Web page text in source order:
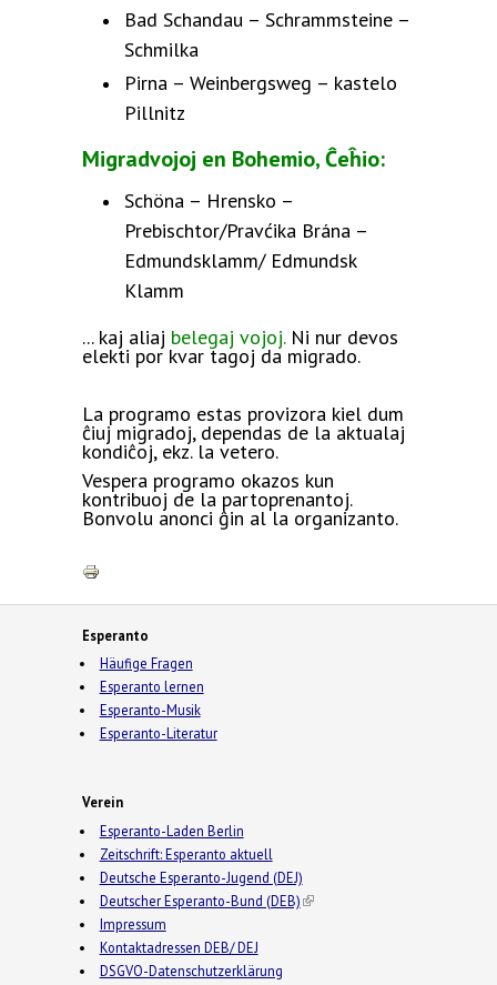
Bad Schandau – Schrammsteine –
Schmilka
Pirna – Weinbergsweg – kastelo
Pillnitz
Migradvojoj en Bohemio, Ĉeĥio:
Schöna – Hrensko –
Prebischtor/Pravćika Brána –
Edmundsklamm/ Edmundsk
Klamm
... kaj aliaj belegaj vojoj.Ni nur devos
elekti por kvar tagoj da migrado.
La programo estas provizora kiel dum
ĉiuj migradoj, dependas de la aktualaj
kondiĉoj, ekz. la vetero.
Vespera programo okazos kun
kontribuoj de la partoprenantoj.
Bonvolu anonci ĝin al la organizanto.
Esperanto
Häufige Fragen
Esperanto lernen
Esperanto-Musik
Esperanto-Literatur
Verein
Esperanto-Laden Berlin
Zeitschrift: Esperanto aktuell
Deutsche Esperanto-Jugend (DEJ)
Deutscher Esperanto-Bund (DEB)(link is external)
Impressum
Kontaktadressen DEB/ DEJ
DSGVO-Datenschutzerklärung